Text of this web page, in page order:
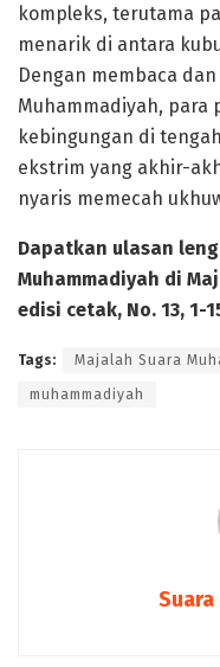
kompleks, terutama
menarik di antara
Dengan membaca
Muhammadiyah,
kebingungan di
ekstrim yang akhir-
nyaris memecah
Dapatkan ulasan
Muhammadiyah di
edisi cetak, No. 13, 1-
Tags: Majalah Suara
muhammadiyah